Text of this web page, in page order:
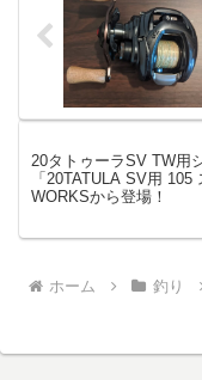
20タトゥーラSV TW用
「20TATULA SV用
WORKSから登場！
ホーム 釣り